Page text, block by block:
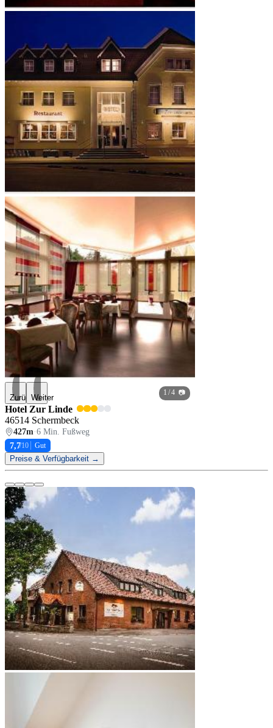
ZurückWeiter
1 / 4 📷
Hotel Zur Linde
46514 Schermbeck
427m·6 Min. Fußweg
7,7/10 Gut
Preise & Verfügbarkeit →